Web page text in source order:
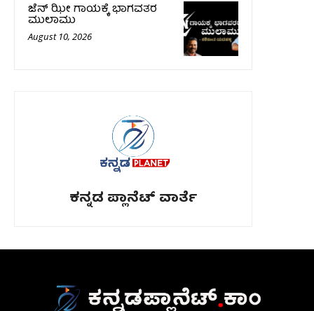
ಜೆನ್ ಝೀ ಗಾಯಕ್ಕೆ ಭಾಗವತರ
ಮುಲಾಮು
August 10, 2026
ಕನ್ನಡ ಪ್ಲಾನೆಟ್ ವಾರ್ತೆ